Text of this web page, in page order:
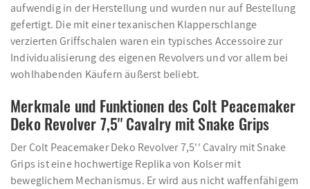
aufwendig in der Herstellung und wurden nur auf Bestellung
gefertigt. Die mit einer texanischen Klapperschlange
verzierten Griffschalen waren ein typisches Accessoire zur
Individualisierung des eigenen Revolvers und vor allem bei
wohlhabenden Käufern äußerst beliebt.
Merkmale und Funktionen des Colt Peacemaker
Deko Revolver 7,5'' Cavalry mit Snake Grips
Der Colt Peacemaker Deko Revolver 7,5'' Cavalry mit Snake
Grips ist eine hochwertige Replika von Kolser mit
beweglichem Mechanismus. Er wird aus nicht waffenfähigem